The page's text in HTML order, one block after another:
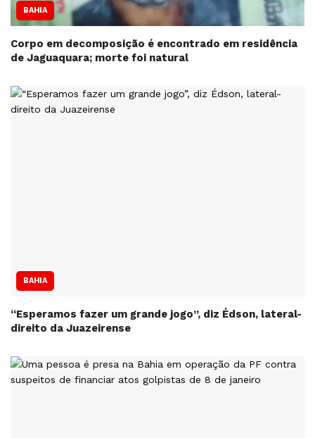
BAHIA
Corpo em decomposição é encontrado em residência
de Jaguaquara; morte foi natural
BAHIA
“Esperamos fazer um grande jogo”, diz Édson, lateral-
direito da Juazeirense